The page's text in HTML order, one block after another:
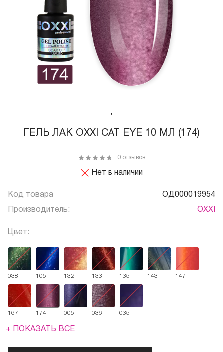
ГЕЛЬ ЛАК OXXI CAT EYE 10 МЛ (174)
Нет в наличии
0 отзывов
Код товара ОД000019954
Производитель: OXXI
Цвет:
038 105 132 133 135 143 147
167 174 005 036 035
+ ПОКАЗАТЬ ВСЕ